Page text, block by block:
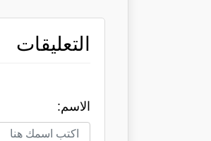
التعليقات
الاسم: